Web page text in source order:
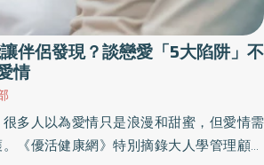
伴侶發現？談戀愛「5大陷阱」不
情
多人以為愛情只是浪漫和甜蜜，但愛情需
《優活健康網》特別摘錄大人學管理顧問